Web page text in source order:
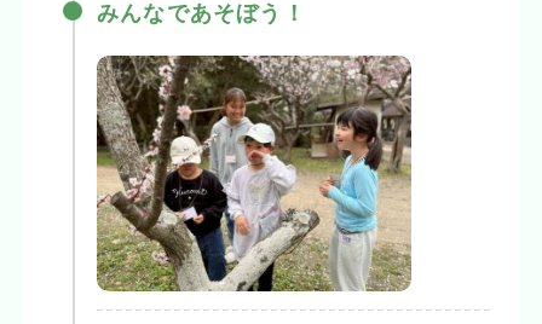
みんなであそぼう！